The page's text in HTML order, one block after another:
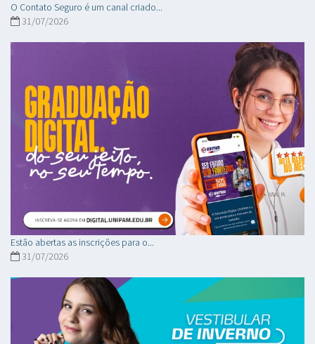
O Contato Seguro é um canal criado...
31/07/2026
Estão abertas as inscrições para o...
31/07/2026